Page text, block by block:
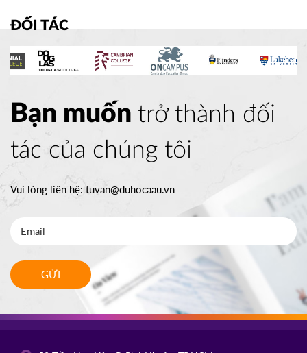
ĐỐI TÁC
Bạn muốn trở thành đối
tác của chúng tôi
Vui lòng liên hệ:tuvan@duhocaau.vn
GỬI